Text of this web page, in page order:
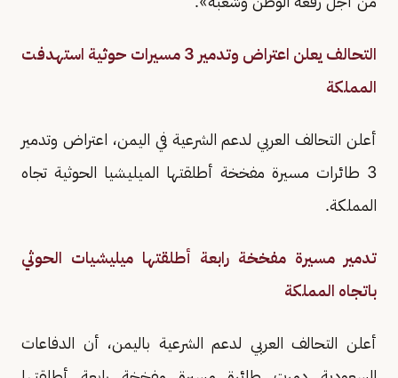
التحالف يعلن اعتراض وتدمير 3 مسيرات حوثية استهدفت
المملكة
أعلن التحالف العربي لدعم الشرعية في اليمن، اعتراض وتدمير
3 طائرات مسيرة مفخخة أطلقتها الميليشيا الحوثية تجاه
المملكة.
تدمير مسيرة مفخخة رابعة أطلقتها ميليشيات الحوثي
باتجاه المملكة
أعلن التحالف العربي لدعم الشرعية باليمن، أن الدفاعات